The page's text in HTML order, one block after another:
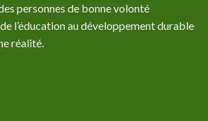
personnes de bonne volonté
l’éducation au développement durable
réalité.